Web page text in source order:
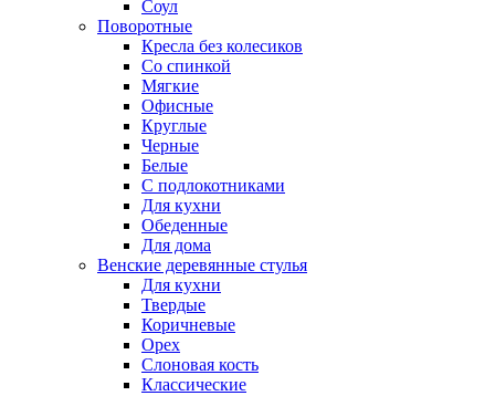
Соул
Поворотные
Кресла без колесиков
Со спинкой
Мягкие
Офисные
Круглые
Черные
Белые
С подлокотниками
Для кухни
Обеденные
Для дома
Венские деревянные стулья
Для кухни
Твердые
Коричневые
Орех
Слоновая кость
Классические